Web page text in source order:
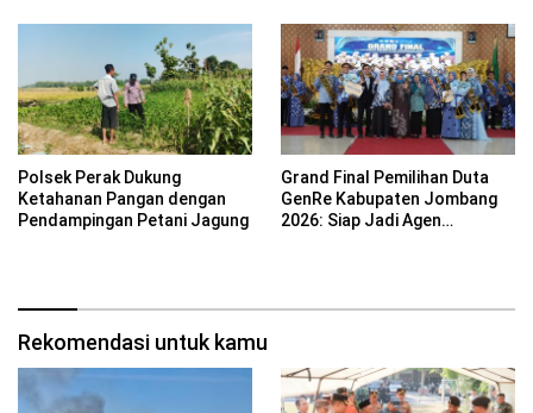
Polsek Perak Dukung
Ketahanan Pangan dengan
Pendampingan Petani Jagung
Grand Final Pemilihan Duta
GenRe Kabupaten Jombang
2026: Siap Jadi Agen
Rekomendasi untuk kamu